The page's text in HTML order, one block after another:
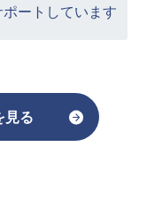
ートしています
見る